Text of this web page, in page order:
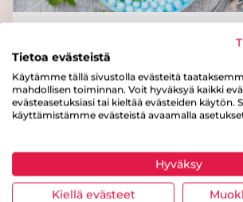
Kesäkurpitsa-
Kategoriat
Pääruoat Kastikkeet ja padat
Alle 60 minuuttia Helppo arki
Tietoa evästeistä
Käytämme tällä sivustolla evästeitä
mahdollisen toiminnan. Voit hyväksyä kaikki
evästeasetuksiasi tai kieltää evästeiden käytön.
käyttämistämme evästeistä avaamalla
Hyväksy
Kiellä evästeet